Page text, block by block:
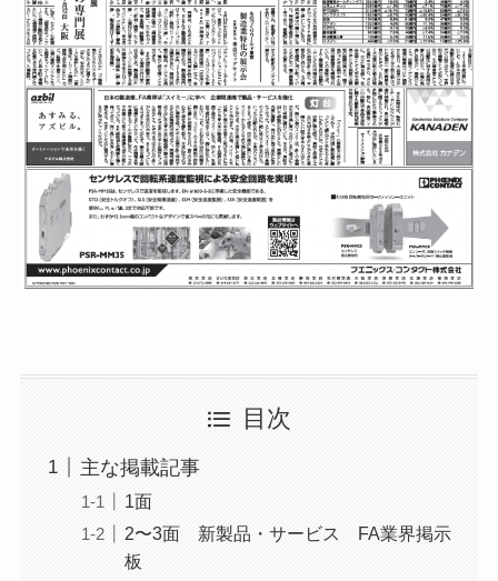
目次
主な掲載記事
1面
2〜3面 新製品・サービス FA業界掲示
板